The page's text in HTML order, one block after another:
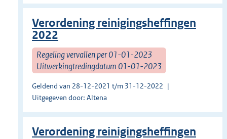
Verordening reinigingsheffingen
2022
Regeling vervallen per 01-01-2023
Uitwerkingtredingdatum 01-01-2023
Geldend van 28-12-2021 t/m 31-12-2022
Uitgegeven door: Altena
Verordening reinigingsheffingen